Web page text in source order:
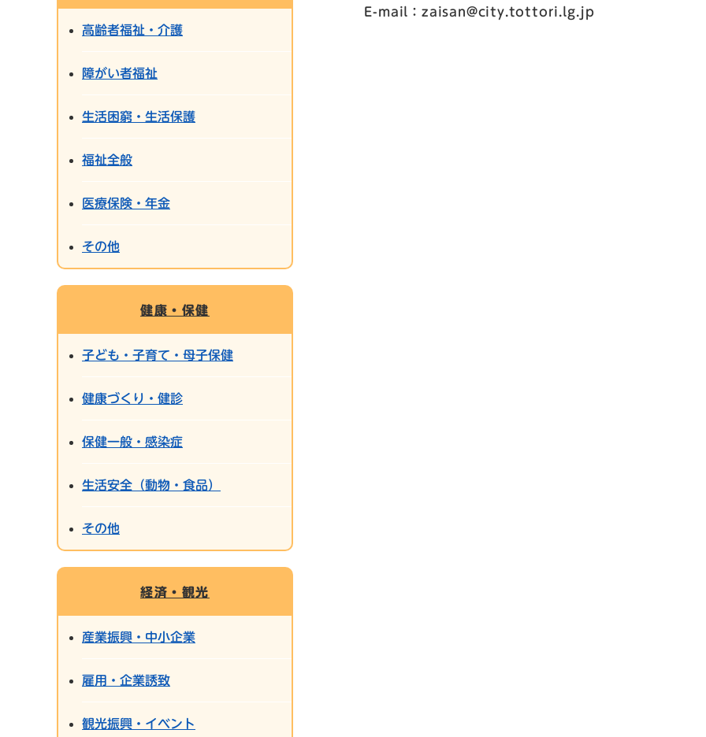
E-mail：zaisan@city.tottori.lg.jp
高齢者福祉・介護
障がい者福祉
生活困窮・生活保護
福祉全般
医療保険・年金
その他
健康・保健
子ども・子育て・母子保健
健康づくり・健診
保健一般・感染症
生活安全（動物・食品）
その他
経済・観光
産業振興・中小企業
雇用・企業誘致
観光振興・イベント